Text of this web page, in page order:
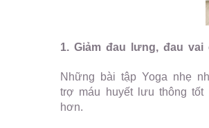
1. Giảm đau lưng, đau vai
Những bài tập Yoga nhẹ
trợ máu huyết lưu thông
hơn.